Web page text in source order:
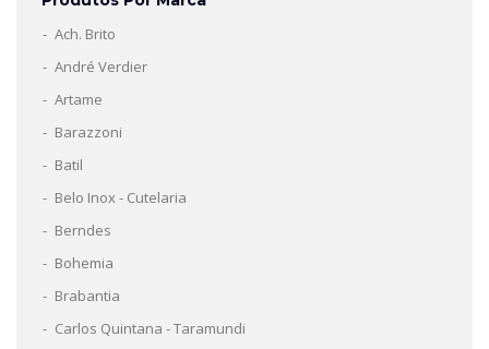
Ach. Brito
André Verdier
Artame
Barazzoni
Batil
Belo Inox - Cutelaria
Berndes
Bohemia
Brabantia
Carlos Quintana - Taramundi